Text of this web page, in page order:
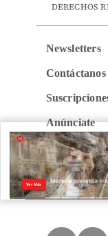
DERECHOS
Newsletters
Contáctanos
Anúnciate